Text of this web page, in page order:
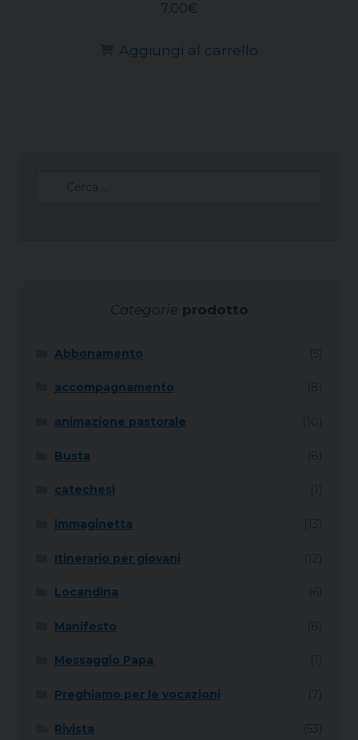
7,00€
Aggiungi al carrello
Categorie prodotto
Abbonamento
accompagnamento
animazione pastorale
Busta
catechesi
immaginetta
Itinerario per giovani
Locandina
Manifesto
Messaggio Papa
Preghiamo per le vocazioni
Rivista